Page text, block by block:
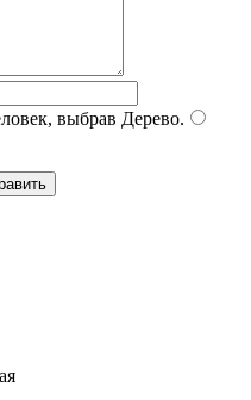
выбрав Дерево.